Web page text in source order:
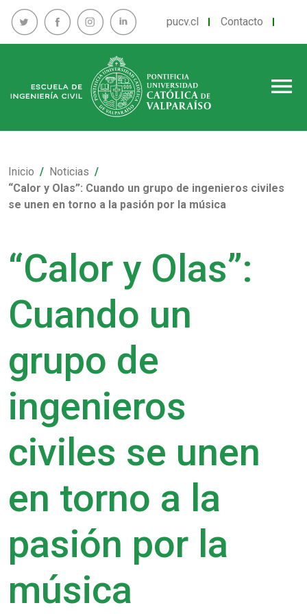
pucv.cl Contacto
menu
Inicio
Noticias
“Calor y Olas”: Cuando un grupo de ingenieros civiles
se unen en torno a la pasión por la música
“Calor y Olas”:
Cuando un
grupo de
ingenieros
civiles se unen
en torno a la
pasión por la
música